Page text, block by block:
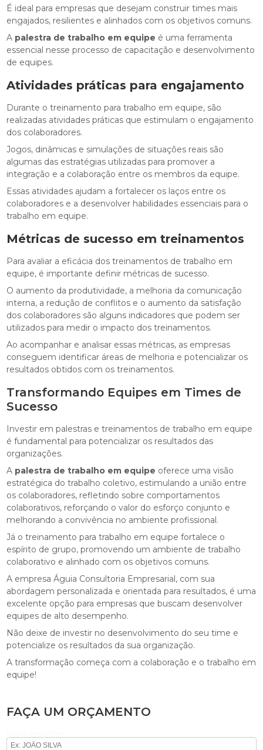
É ideal para empresas que desejam construir times mais
engajados, resilientes e alinhados com os objetivos comuns.
A palestra de trabalho em equipe é uma ferramenta
essencial nesse processo de capacitação e desenvolvimento
de equipes.
Atividades práticas para engajamento
Durante o treinamento para trabalho em equipe, são
realizadas atividades práticas que estimulam o engajamento
dos colaboradores.
Jogos, dinâmicas e simulações de situações reais são
algumas das estratégias utilizadas para promover a
integração e a colaboração entre os membros da equipe.
Essas atividades ajudam a fortalecer os laços entre os
colaboradores e a desenvolver habilidades essenciais para o
trabalho em equipe.
Métricas de sucesso em treinamentos
Para avaliar a eficácia dos treinamentos de trabalho em
equipe, é importante definir métricas de sucesso.
O aumento da produtividade, a melhoria da comunicação
interna, a redução de conflitos e o aumento da satisfação
dos colaboradores são alguns indicadores que podem ser
utilizados para medir o impacto dos treinamentos.
Ao acompanhar e analisar essas métricas, as empresas
conseguem identificar áreas de melhoria e potencializar os
resultados obtidos com os treinamentos.
Transformando Equipes em Times de
Sucesso
Investir em palestras e treinamentos de trabalho em equipe
é fundamental para potencializar os resultados das
organizações.
A palestra de trabalho em equipe oferece uma visão
estratégica do trabalho coletivo, estimulando a união entre
os colaboradores, refletindo sobre comportamentos
colaborativos, reforçando o valor do esforço conjunto e
melhorando a convivência no ambiente profissional.
Já o treinamento para trabalho em equipe fortalece o
espírito de grupo, promovendo um ambiente de trabalho
colaborativo e alinhado com os objetivos comuns.
A empresa Águia Consultoria Empresarial, com sua
abordagem personalizada e orientada para resultados, é uma
excelente opção para empresas que buscam desenvolver
equipes de alto desempenho.
Não deixe de investir no desenvolvimento do seu time e
potencialize os resultados da sua organização.
A transformação começa com a colaboração e o trabalho em
equipe!
FAÇA UM ORÇAMENTO